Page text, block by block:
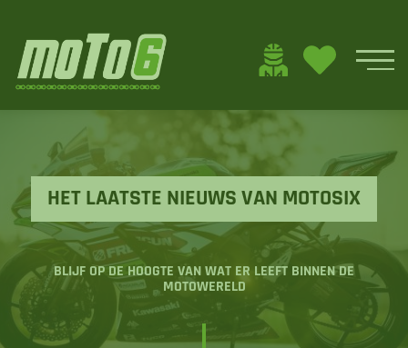
HET LAATSTE NIEUWS VAN MOTOSIX
BLIJF OP DE HOOGTE VAN WAT ER LEEFT BINNEN DE
MOTOWERELD